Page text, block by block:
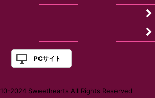
PCサイト
2024 Sweethearts All Rights Reserved